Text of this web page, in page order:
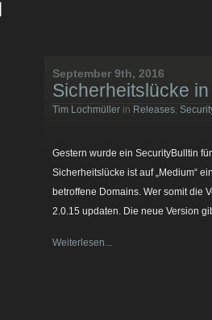
September 9th, 2016
Sicherheitslücke
Tim Lochmüller in Releases,
Gestern wurde ein SecurityBulltin
Sicherheitslücke ist auf „Medium“
betroffene Domains. Wer somit die
2.0.15 updaten. Die neue Version
Weiterlesen...